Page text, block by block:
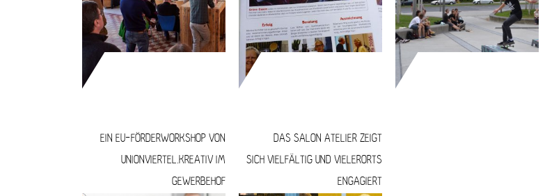
EIN EU-FÖRDERWORKSHOP VON
UNIONVIERTEL.KREATIV IM
GEWERBEHOF
DAS SALON ATELIER ZEIGT
SICH VIELFÄLTIG UND VIELERORTS
ENGAGIERT